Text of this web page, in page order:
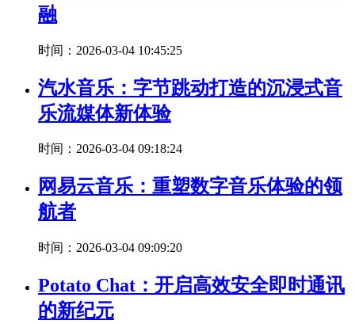
融
时间：2026-03-04 10:45:25
汽水音乐：字节跳动打造的沉浸式音
乐流媒体新体验
时间：2026-03-04 09:18:24
网易云音乐：重塑数字音乐体验的领
航者
时间：2026-03-04 09:09:20
Potato Chat：开启高效安全即时通讯
的新纪元